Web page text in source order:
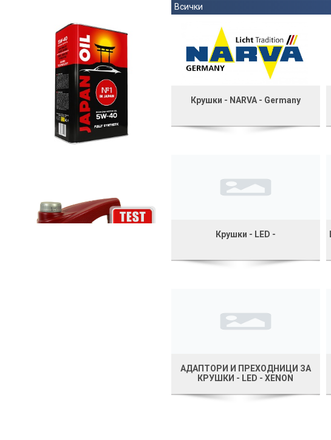
Всички
Крушки - NARVA - Germany
Крушки - LED -
АДАПТОРИ И ПРЕХОДНИЦИ ЗА
КРУШКИ - LED - XENON